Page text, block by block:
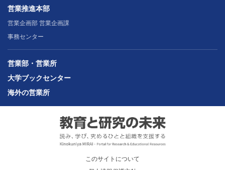
営業推進本部
営業企画部 営業企画課
事務センター
営業部・営業所
大学ブックセンター
海外の営業所
このサイトについて